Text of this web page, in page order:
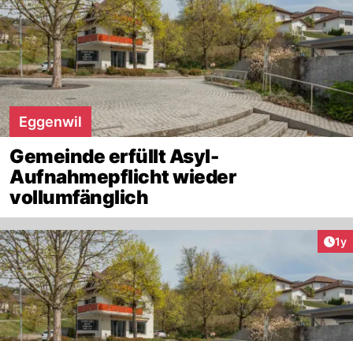
Eggenwil
Gemeinde erfüllt Asyl-
Aufnahmepflicht wieder
vollumfänglich
1y